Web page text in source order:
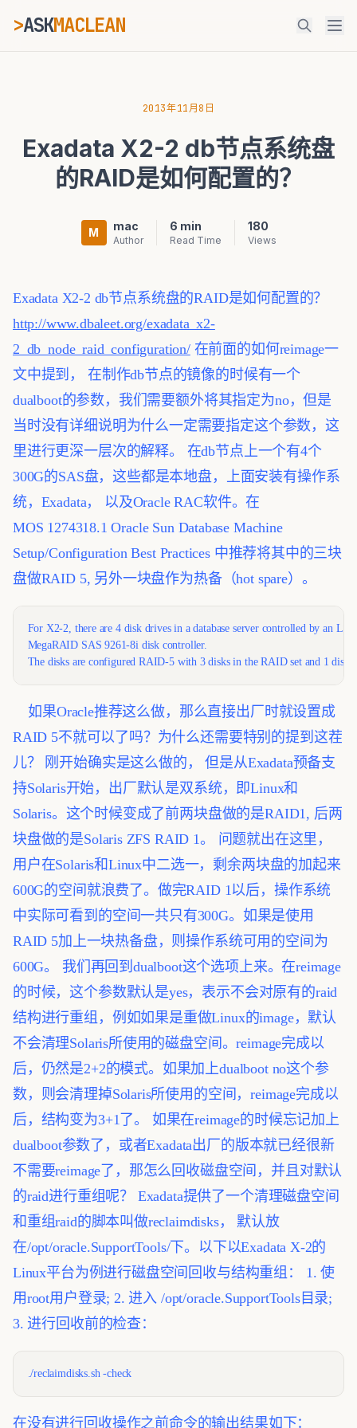
>ASKMACLEAN
⌘K Ctrl+K
2013年11月8日
Exadata X2-2 db节点系统盘
的RAID是如何配置的？
M mac
Author
6 min
Read Time
180
Views
Exadata X2-2 db节点系统盘的RAID是如何配置的？
http://www.dbaleet.org/exadata_x2-
2_db_node_raid_configuration/ 在前面的如何reimage一
文中提到， 在制作db节点的镜像的时候有一个
dualboot的参数，我们需要额外将其指定为no，但是
当时没有详细说明为什么一定需要指定这个参数，这
里进行更深一层次的解释。
在db节点上一个有4个
300G的SAS盘，这些都是本地盘，上面安装有操作系
统，Exadata， 以及Oracle RAC软件。在
MOS 1274318.1 Oracle Sun Database Machine
Setup/Configuration Best Practices 中推荐将其中的三块
盘做RAID 5, 另外一块盘作为热备（hot spare）。
For X2-2, there are 4 disk drives in a database server controlled by an LSI
MegaRAID SAS 9261-8i disk controller.
The disks are configured RAID-5 with 3 disks in the RAID set and 1 disk
如果Oracle推荐这么做，那么直接出厂时就设置成
RAID 5不就可以了吗？为什么还需要特别的提到这茬
儿？ 刚开始确实是这么做的， 但是从Exadata预备支
持Solaris开始，出厂默认是双系统，即Linux和
Solaris。这个时候变成了前两块盘做的是RAID1, 后两
块盘做的是Solaris ZFS RAID 1。
问题就出在这里，
用户在Solaris和Linux中二选一，剩余两块盘的加起来
600G的空间就浪费了。做完RAID 1以后，操作系统
中实际可看到的空间一共只有300G。如果是使用
RAID 5加上一块热备盘，则操作系统可用的空间为
600G。
我们再回到dualboot这个选项上来。在reimage
的时候，这个参数默认是yes，表示不会对原有的raid
结构进行重组，例如如果是重做Linux的image，默认
不会清理Solaris所使用的磁盘空间。reimage完成以
后，仍然是2+2的模式。如果加上dualboot no这个参
数，则会清理掉Solaris所使用的空间，reimage完成以
后，结构变为3+1了。
如果在reimage的时候忘记加上
dualboot参数了，或者Exadata出厂的版本就已经很新
不需要reimage了，那怎么回收磁盘空间，并且对默认
的raid进行重组呢？ Exadata提供了一个清理磁盘空间
和重组raid的脚本叫做reclaimdisks， 默认放
在/opt/oracle.SupportTools/下。以下以Exadata X-2的
Linux平台为例进行磁盘空间回收与结构重组：
1. 使
用root用户登录; 2. 进入 /opt/oracle.SupportTools目录;
3. 进行回收前的检查：
./reclaimdisks.sh -check
在没有进行回收操作之前命令的输出结果如下：